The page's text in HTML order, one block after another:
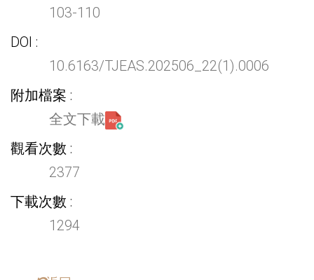
103-110
DOI
10.6163/TJEAS.202506_22(1).0006
附加檔案
全文下載
觀看次數
2377
下載次數
1294